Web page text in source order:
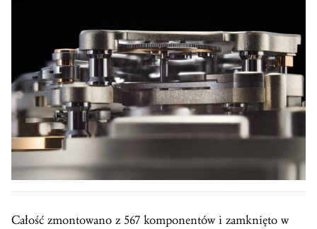
Całość zmontowano z 567 komponentów i zamknięto w